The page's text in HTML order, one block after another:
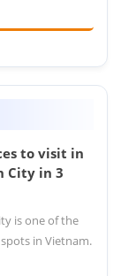
to visit in
City in 3
is one of the
in Vietnam.